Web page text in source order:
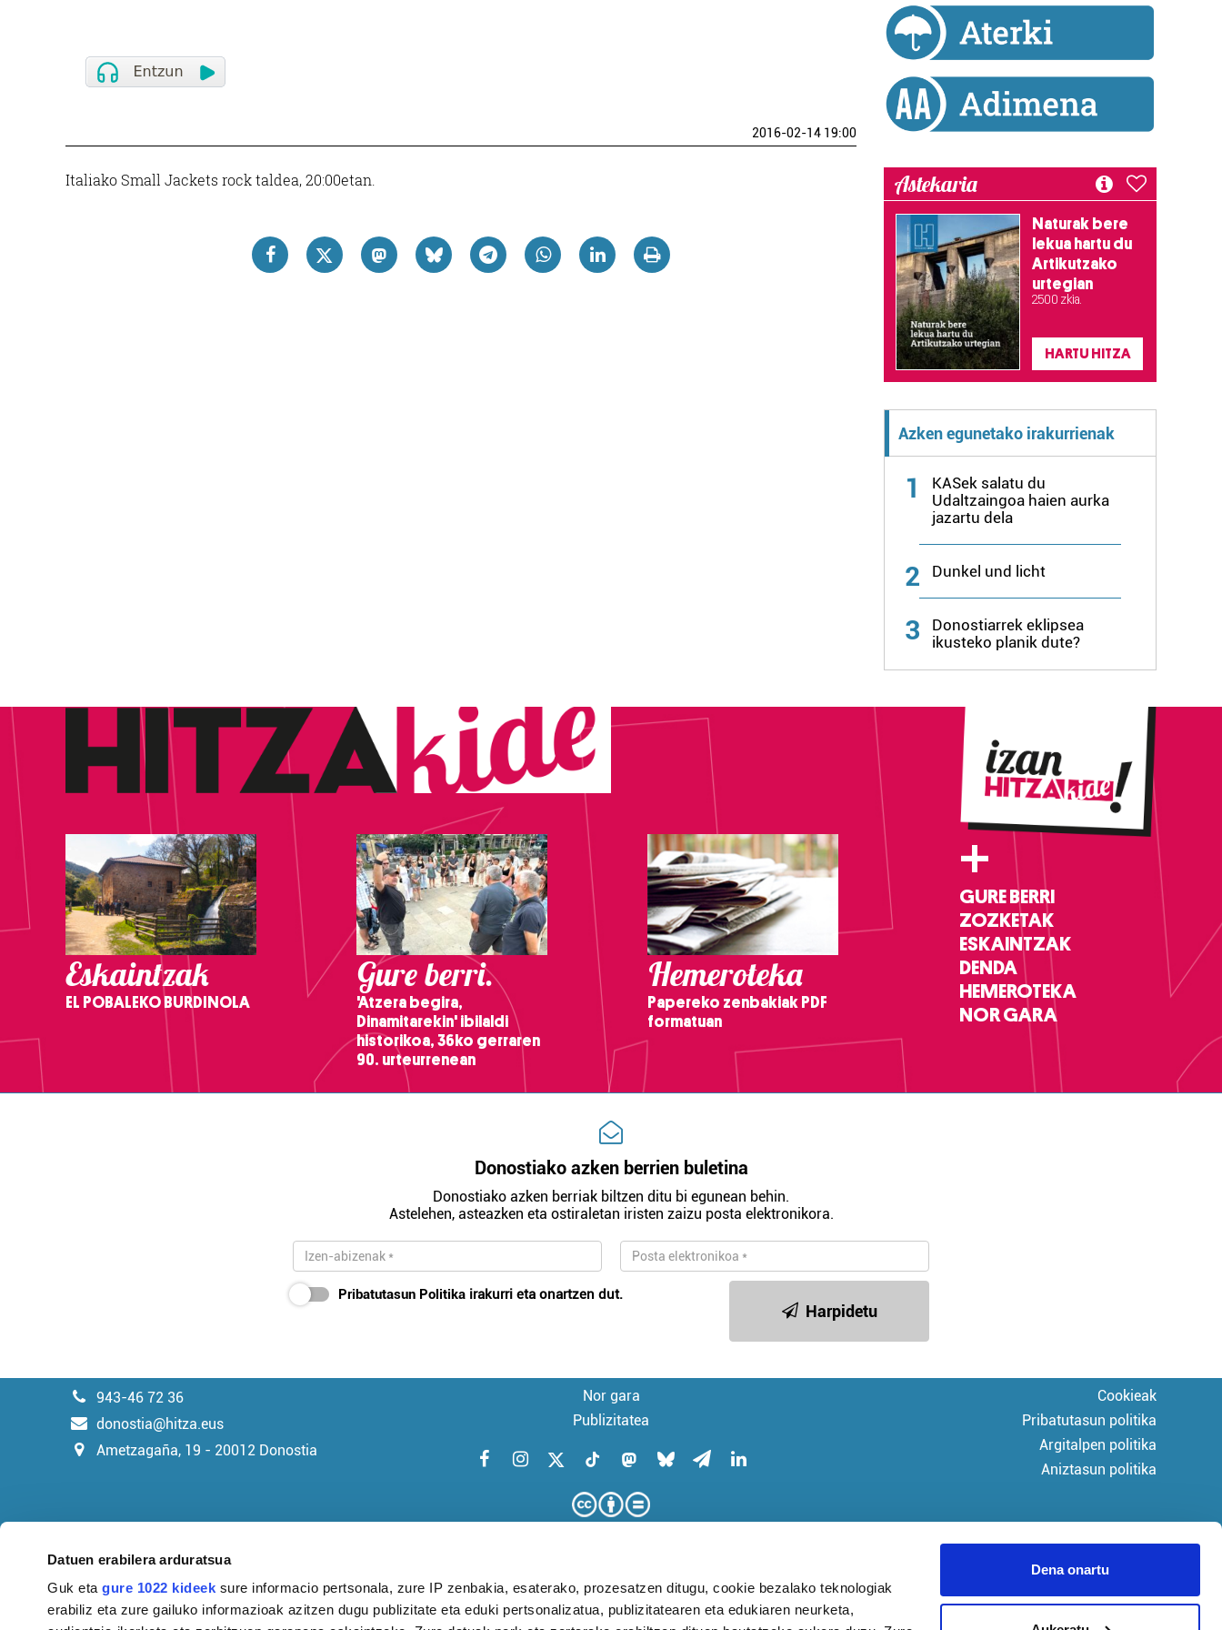
Datuen erabilera arduratsua
Guk etagure 1022 kideek sure informacio pertsonala, zure IP zenbakia, esaterako, prozesatzen ditugu, cookie bezalako teknologiak
erabiliz eta zure gailuko informazioak azitzen dugu publizitate eta eduki pertsonalizatua, publizitatearen eta edukiaren neurketa,
Dena onartu
2016-02-14 19:00
Italiako Small Jackets rock taldea, 20:00etan. Astekaria
Naturak bere
lekua hartu du
Artikutzako
urtegian
2.500 zkia.
HARTU HITZA
Azken egunetako irakurrienak
1
KASek salatu du
Udaltzaingoa haien aurka
jazartu dela
2 Dunkel und licht
3
Donostiarrek eklipsea
ikusteko planik dute?
Eskaintzak
EL POBALEKO BURDINOLA
Gure berri.
'Atzera begira,
Dinamitarekin' ibilaldi
historikoa, 36ko gerraren
90. urteurrenean
Hemeroteka
Papereko zenbakiak PDF
formatuan
+
GURE BERRI
ZOZKETAK
ESKAINTZAK
DENDA
HEMEROTEKA
NOR GARA
Donostiako azken berrien buletina
Donostiako azken berriak biltzen ditu bi egunean behin.
Astelehen, asteazken eta ostiraletan iristen zaizu posta elektronikora.
Pribatutasun Politika irakurri eta onartzen dut.
Harpidetu
943-46 72 36
donostia@hitza.eus
Ametzagaña, 19 - 20012 Donostia
Nor gara
Publizitatea
KUDEAKETA AURRERATUARI
Cookieak
Pribatutasun politika
Argitalpen politika
Aniztasun politika